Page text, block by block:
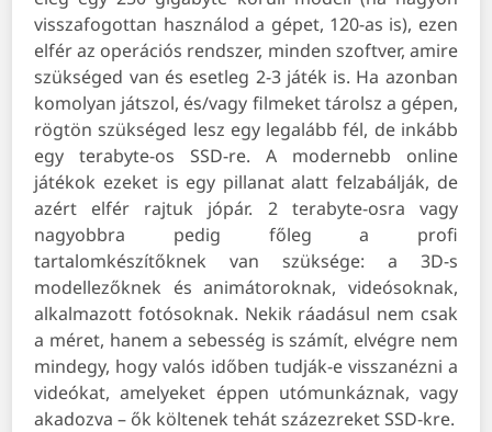
visszafogottan használod a gépet, 120-as is), ezen
elfér az operációs rendszer, minden szoftver, amire
szükséged van és esetleg 2-3 játék is. Ha azonban
komolyan játszol, és/vagy filmeket tárolsz a gépen,
rögtön szükséged lesz egy legalább fél, de inkább
egy terabyte-os SSD-re. A modernebb online
játékok ezeket is egy pillanat alatt felzabálják, de
azért elfér rajtuk jópár. 2 terabyte-osra vagy
nagyobbra pedig főleg a profi
tartalomkészítőknek van szüksége: a 3D-s
modellezőknek és animátoroknak, videósoknak,
alkalmazott fotósoknak. Nekik ráadásul nem csak
a méret, hanem a sebesség is számít, elvégre nem
mindegy, hogy valós időben tudják-e visszanézni a
videókat, amelyeket éppen utómunkáznak, vagy
akadozva – ők költenek tehát százezreket SSD-kre.